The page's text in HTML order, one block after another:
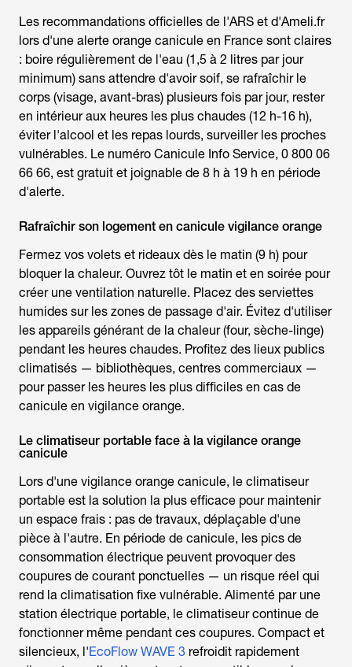
Les recommandations officielles de l'ARS et d'Ameli.fr
lors d'une alerte orange canicule en France sont claires
: boire régulièrement de l'eau (1,5 à 2 litres par jour
minimum) sans attendre d'avoir soif, se rafraîchir le
corps (visage, avant-bras) plusieurs fois par jour, rester
en intérieur aux heures les plus chaudes (12 h-16 h),
éviter l'alcool et les repas lourds, surveiller les proches
vulnérables. Le numéro Canicule Info Service, 0 800 06
66 66, est gratuit et joignable de 8 h à 19 h en période
d'alerte.
Rafraîchir son logement en canicule vigilance orange
Fermez vos volets et rideaux dès le matin (9 h) pour
bloquer la chaleur. Ouvrez tôt le matin et en soirée pour
créer une ventilation naturelle. Placez des serviettes
humides sur les zones de passage d'air. Évitez d'utiliser
les appareils générant de la chaleur (four, sèche-linge)
pendant les heures chaudes. Profitez des lieux publics
climatisés — bibliothèques, centres commerciaux —
pour passer les heures les plus difficiles en cas de
canicule en vigilance orange.
Le climatiseur portable face à la vigilance orange
canicule
Lors d'une vigilance orange canicule, le climatiseur
portable est la solution la plus efficace pour maintenir
un espace frais : pas de travaux, déplaçable d'une
pièce à l'autre. En période de canicule, les pics de
consommation électrique peuvent provoquer des
coupures de courant ponctuelles — un risque réel qui
rend la climatisation fixe vulnérable. Alimenté par une
station électrique portable, le climatiseur continue de
fonctionner même pendant ces coupures. Compact et
silencieux, l'EcoFlow WAVE 3 refroidit rapidement